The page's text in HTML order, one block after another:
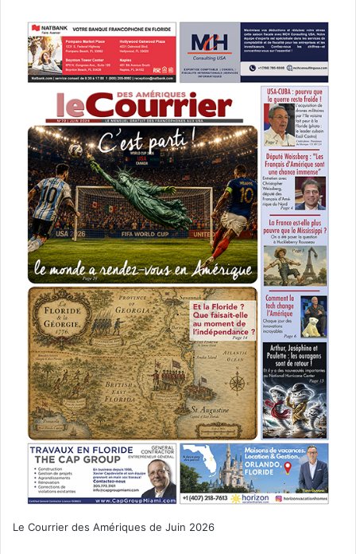
Le Courrier des Amériques de Juin 2026